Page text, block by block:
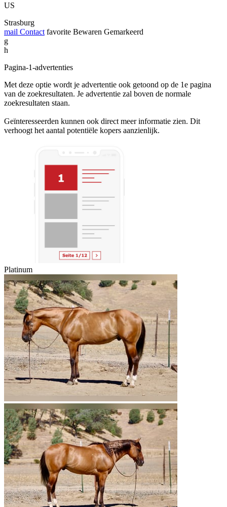
US
Strasburg
mail Contact favorite Bewaren Gemarkeerd
g
h
Pagina-1-advertenties
Met deze optie wordt je advertentie ook getoond op de 1e pagina
van de zoekresultaten. Je advertentie zal boven de normale
zoekresultaten staan.
Geïnteresseerden kunnen ook direct meer informatie zien. Dit
verhoogt het aantal potentiële kopers aanzienlijk.
Platinum